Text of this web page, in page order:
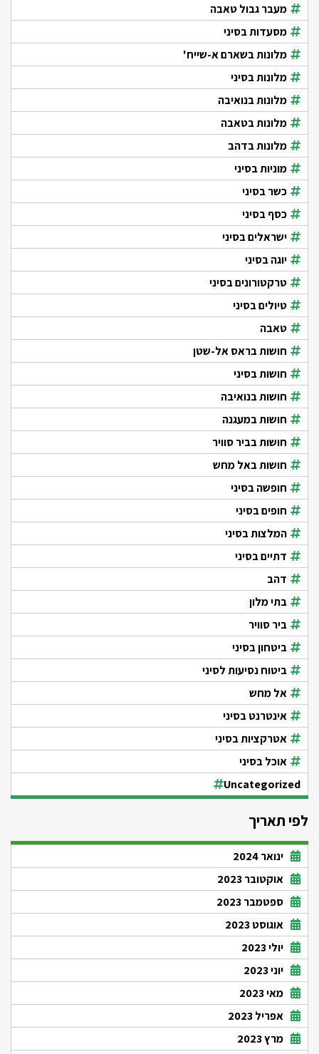
מעבר גבול טאבה
מסעדות בסיני
מלונות בשארם א-שייח'
מלונות בסיני
מלונות בנואיבה
מלונות בטאבה
מלונות בדהב
מוניות בסיני
כשר בסיני
כסף בסיני
ישראלים בסיני
יוגה בסיני
טרקטורונים בסיני
טיולים בסיני
טאבה
חושות בראס אל-שטן
חושות בסיני
חושות בנואיבה
חושות במעגנה
חושות בביר סוויר
חושות באל מחש
חופשה בסיני
חופים בסיני
המלצות בסיני
דתיים בסיני
דהב
בתי מלון
ביר סוויר
ביטחון בסיני
ביטוח נסיעות לסיני
אל מחש
אינטרנט בסיני
אטרקציות בסיני
אוכל בסיני
Uncategorized
לפי תאריך
ינואר 2024
אוקטובר 2023
ספטמבר 2023
אוגוסט 2023
יולי 2023
יוני 2023
מאי 2023
אפריל 2023
מרץ 2023